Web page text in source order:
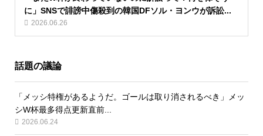
に」SNSで誹謗中傷殺到の韓国DFソル・ヨンウが訴訟...
2026.06.26
話題の議論
「メッシ特権があるようだ。ゴールは取り消されるべき」メッ
シW杯最多得点更新直前...
2026.06.24